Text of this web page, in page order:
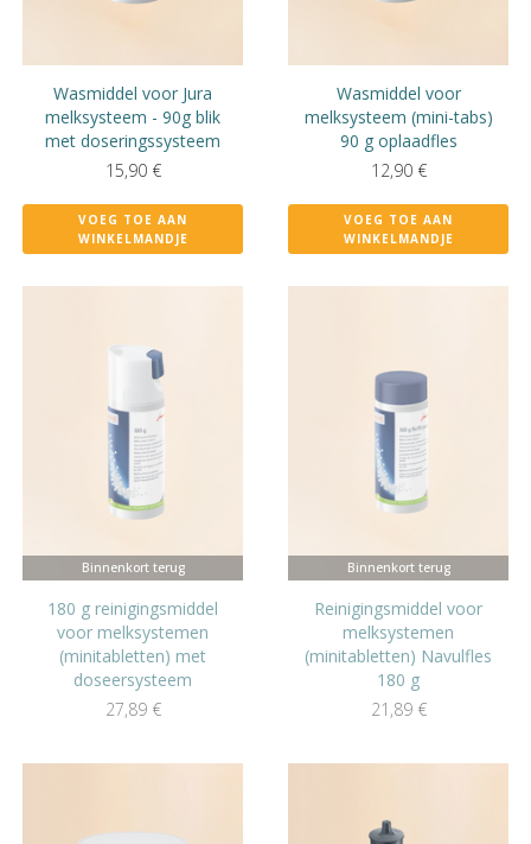
Wasmiddel voor Jura
melksysteem - 90g blik
met doseringssysteem
15,90 €
VOEG TOE AAN
WINKELMANDJE
Wasmiddel voor
melksysteem (mini-tabs)
90 g oplaadfles
12,90 €
VOEG TOE AAN
WINKELMANDJE
Binnenkort terug
180 g reinigingsmiddel
voor melksystemen
(minitabletten) met
doseersysteem
27,89 €
Binnenkort terug
Reinigingsmiddel voor
melksystemen
(minitabletten) Navulfles
180 g
21,89 €